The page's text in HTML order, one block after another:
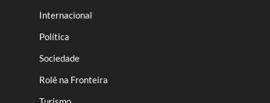
Internacional
Política
Sociedade
Rolê na Fronteira